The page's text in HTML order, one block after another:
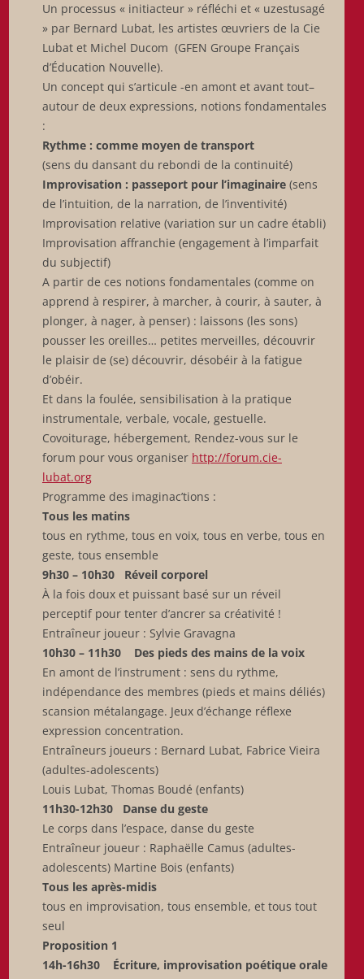
Un processus « initiacteur » réfléchi et « uzestusagé
» par Bernard Lubat, les artistes œuvriers de la Cie
Lubat et Michel Ducom (GFEN Groupe Français
d’Éducation Nouvelle).
Un concept qui s’articule -en amont et avant tout–
autour de deux expressions, notions fondamentales
:
Rythme : comme moyen de transport
(sens du dansant du rebondi de la continuité)
Improvisation : passeport pour l’imaginaire(sens
de l’intuition, de la narration, de l’inventivité)
Improvisation relative (variation sur un cadre établi)
Improvisation affranchie (engagement à l’imparfait
du subjectif)
A partir de ces notions fondamentales (comme on
apprend à respirer, à marcher, à courir, à sauter, à
plonger, à nager, à penser) : laissons (les sons)
pousser les oreilles… petites merveilles, découvrir
le plaisir de (se) découvrir, désobéir à la fatigue
d’obéir.
Et dans la foulée, sensibilisation à la pratique
instrumentale, verbale, vocale, gestuelle.
Covoiturage, hébergement, Rendez-vous sur le
forum pour vous organiser http://forum.cie-
lubat.org
Programme des imaginac’tions :
Tous les matins
tous en rythme, tous en voix, tous en verbe, tous en
geste, tous ensemble
9h30 – 10h30 Réveil corporel
À la fois doux et puissant basé sur un réveil
perceptif pour tenter d’ancrer sa créativité !
Entraîneur joueur : Sylvie Gravagna
10h30 – 11h30 Des pieds des mains de la voix
En amont de l’instrument : sens du rythme,
indépendance des membres (pieds et mains déliés)
scansion métalangage. Jeux d’échange réflexe
expression concentration.
Entraîneurs joueurs : Bernard Lubat, Fabrice Vieira
(adultes-adolescents)
Louis Lubat, Thomas Boudé (enfants)
11h30-12h30 Danse du geste
Le corps dans l’espace, danse du geste
Entraîneur joueur : Raphaëlle Camus (adultes-
adolescents) Martine Bois (enfants)
Tous les après-midis
tous en improvisation, tous ensemble, et tous tout
seul
Proposition 1
14h-16h30 Écriture, improvisation poétique orale